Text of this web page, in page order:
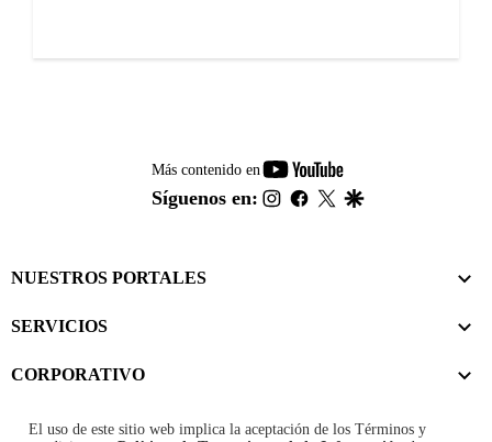
Más contenido en
youtube-
footer
Síguenos en: instagram
facebook
twitter
NUESTROS PORTALES
SERVICIOS
CORPORATIVO
El uso de este sitio web implica la aceptación de los Términos y